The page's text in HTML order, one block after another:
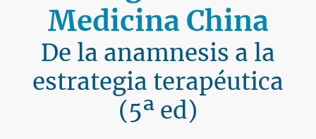
Medicina China
De la anamnesis a la
estrategia terapéutica
(5ª ed)